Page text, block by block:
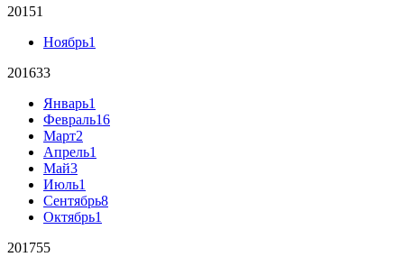
20151
Ноябрь1
201633
Январь1
Февраль16
Март2
Апрель1
Май3
Июль1
Сентябрь8
Октябрь1
201755